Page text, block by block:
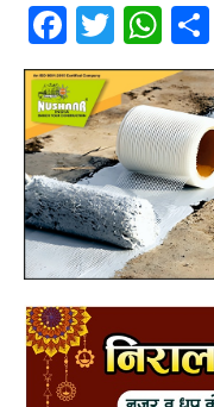
F
a
c
e
b
o
o
k
T
w
itt
er
W
h
at
s
A
p
p